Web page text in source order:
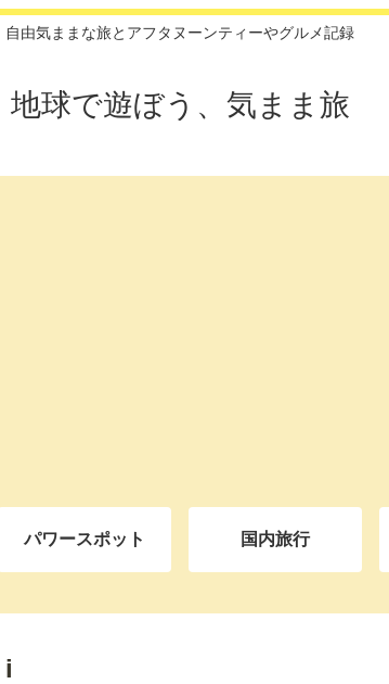
自由気ままな旅とアフタヌーンティーやグルメ記録
地球で遊ぼう、気まま旅
パワースポット 国内旅行